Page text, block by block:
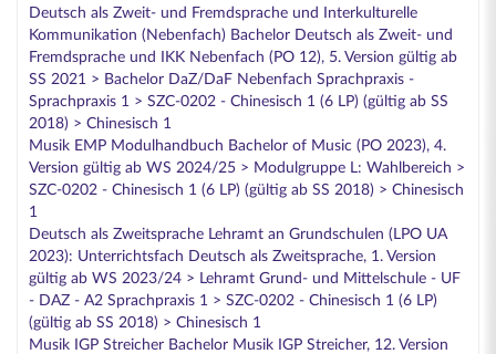
Deutsch als Zweit- und Fremdsprache und Interkulturelle
Kommunikation (Nebenfach) Bachelor Deutsch als Zweit- und
Fremdsprache und IKK Nebenfach (PO 12), 5. Version gültig ab
SS 2021 > Bachelor DaZ/DaF Nebenfach Sprachpraxis -
Sprachpraxis 1 > SZC-0202 - Chinesisch 1 (6 LP) (gültig ab SS
2018) > Chinesisch 1
Musik EMP Modulhandbuch Bachelor of Music (PO 2023), 4.
Version gültig ab WS 2024/25 > Modulgruppe L: Wahlbereich >
SZC-0202 - Chinesisch 1 (6 LP) (gültig ab SS 2018) > Chinesisch
1
Deutsch als Zweitsprache Lehramt an Grundschulen (LPO UA
2023): Unterrichtsfach Deutsch als Zweitsprache, 1. Version
gültig ab WS 2023/24 > Lehramt Grund- und Mittelschule - UF
- DAZ - A2 Sprachpraxis 1 > SZC-0202 - Chinesisch 1 (6 LP)
(gültig ab SS 2018) > Chinesisch 1
Musik IGP Streicher Bachelor Musik IGP Streicher, 12. Version